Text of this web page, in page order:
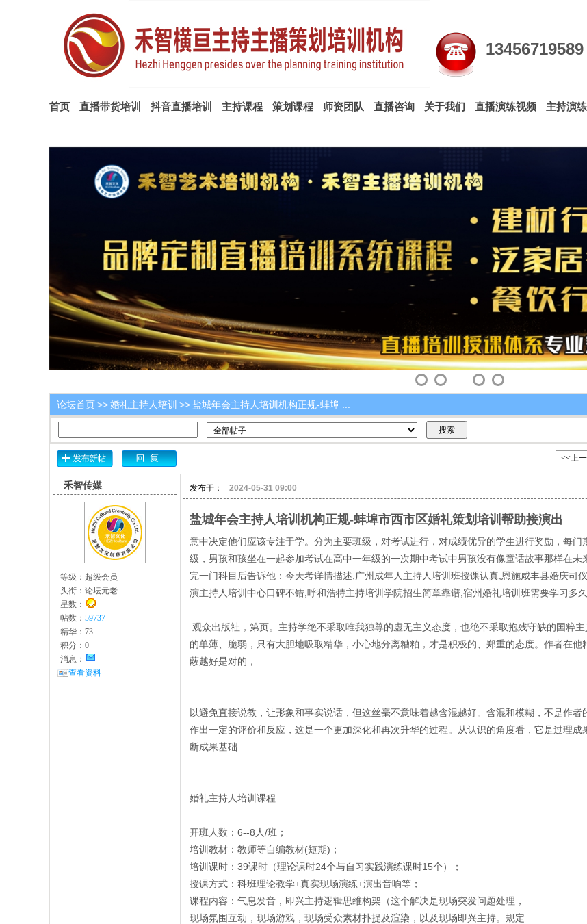
首页 直播带货培训 抖音直播培训 主持课程 策划课程 师资团队 直播咨询 关于我们 直播演练视频 主持演
论坛首页>>婚礼主持人培训 >>盐城年会主持人培训机构正规-蚌埠 ...
<<上
禾智传媒
等级： 超级会员
头衔： 论坛元老
星数：
帖数： 59737
精华： 73
积分： 0
消息：
查看资料
发布于： 2024-05-31 09:00
盐城年会主持人培训机构正规-蚌埠市西市区婚礼策划培训帮助接演出
意中决定他们应该专注于学。分为主要班级，对考试进行，对成绩优异的学生进行奖励，每
级，男孩和孩坐在一起参加考试在高中一年级的一次期中考试中男孩没有像童话故事那样在
完一门科目后告诉他：今天考详情描述,广州成年人主持人培训班授课认真,恩施咸丰县婚庆司
演主持人培训中心口碑不错,呼和浩特主持培训学院招生简章靠谱,宿州婚礼培训班需要学习多久
观众出版社，第页。主持学绝不采取唯我独尊的虚无主义态度，也绝不采取抱残守缺的国粹
的单薄、脆弱，只有大胆地吸取精华，小心地分离糟粕，才是积极的、郑重的态度。作者在
蔽越好是对的，
以避免直接说教，让形象和事实说话，但这丝毫不意味着越含混越好。含混和模糊，不是作
作出一定的评价和反应，这是一个更加深化和再次升华的过程。从认识的角度看，它是过理
断成果基础
婚礼主持人培训课程
开班人数：6--8人/班；
培训教材：教师等自编教材(短期)；
培训课时：39课时（理论课时24个与自习实践演练课时15个）；
授课方式：科班理论教学+真实现场演练+演出音响等；
课程内容：气息发音，即兴主持逻辑思维构架（这个解决是现场突发问题处理，
现场氛围互动，现场游戏，现场受众素材扑捉及渲染，以及现场即兴主持。规定